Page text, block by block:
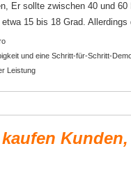
Er sollte zwischen 40 und 60
15 bis 18 Grad.
und eine Schritt-für-Schritt-
Leistung